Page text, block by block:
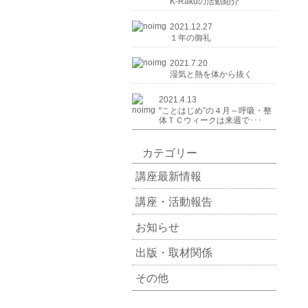
2021.12.27
１年の御礼
2021.7.20
湿気と熱を体から抜く
2021.4.13
"ことはじめ”の４月～呼吸・整
体ＴＣウィークは来週で･･･
カテゴリー
講座最新情報
講座・活動報告
お知らせ
出版・取材関係
その他